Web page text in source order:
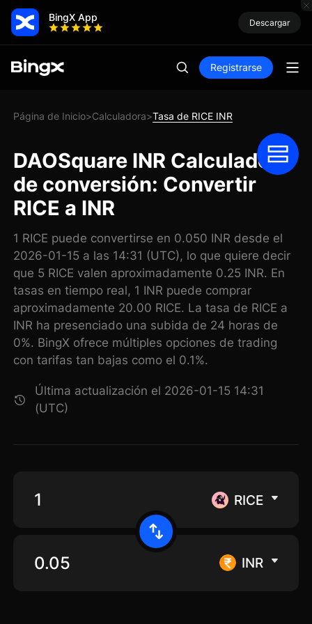
BingX App Descargar
Registrarse
Página de Inicio>Calculadora>Tasa de RICE INR
DAOSquare INR Calculadora
de conversión: Convertir
RICE a INR
1 RICE puede convertirse en 0.050 INR desde el
2026-01-15 a las 14:31 (UTC), lo que quiere decir
que 5 RICE valen aproximadamente 0.25 INR. En
tasas en tiempo real, 1 INR puede comprar
aproximadamente 20.00 RICE. La tasa de RICE a
INR ha presenciado una subida de 24 horas de
0%. BingX ofrece múltiples opciones de trading
con tarifas tan bajas como el 0.1%.
Última actualización el 2026-01-15 14:31
(UTC)
RICE
INR